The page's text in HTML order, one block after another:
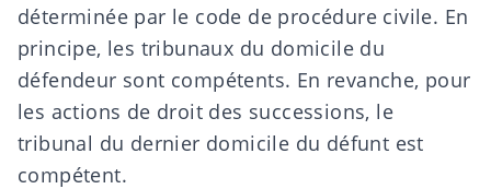
déterminée par le code de procédure civile. En
principe, les tribunaux du domicile du
défendeur sont compétents. En revanche, pour
les actions de droit des successions, le
tribunal du dernier domicile du défunt est
compétent.